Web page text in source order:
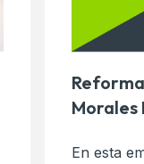
Morales
En esta